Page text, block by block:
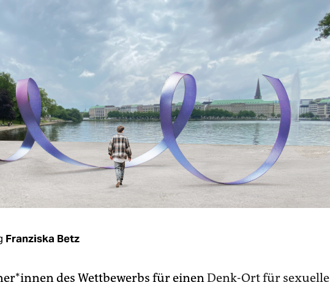
Franziska Betz
des Wettbewerbs für einenDenk-Ort für sexuelle